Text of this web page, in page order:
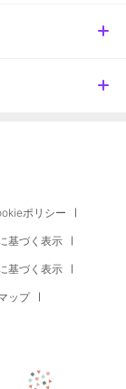
ポリシー
基づく表示
基づく表示
ップ